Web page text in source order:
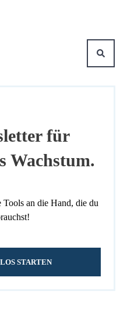
für
Wachstum.
an die Hand, die du
STARTEN